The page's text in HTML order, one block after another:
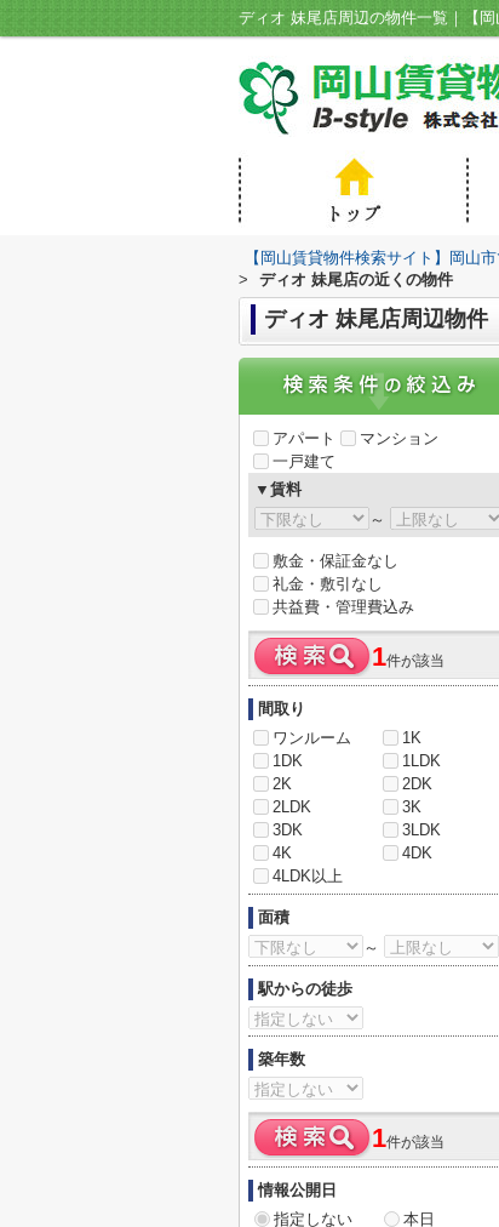
【岡山賃貸物件検索サイト】岡山
>
ディオ 妹尾店の近くの物件
ディオ 妹尾店周辺物件
アパート
マンション
一戸建て
▼賃料
～
敷金・保証金なし
礼金・敷引なし
共益費・管理費込み
1件が該当
間取り
ワンルーム
1K
1DK
1LDK
2K
2DK
2LDK
3K
3DK
3LDK
4K
4DK
4LDK以上
面積
～
駅からの徒歩
築年数
1件が該当
情報公開日
指定しない
本日